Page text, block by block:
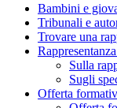
Bambini e
Tribunali e
Trovare una
Sulla
Sugli
Offerta